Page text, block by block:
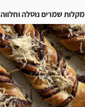
מקלות שמרים נוטלה וחלווה